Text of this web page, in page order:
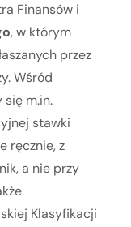
Finansów i
, w którym
przez
Wśród
się m.in.
stawki
ręcznie, z
a nie przy
Klasyfikacji